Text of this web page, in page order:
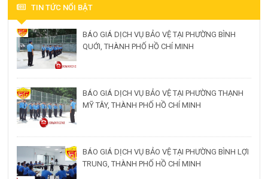
TIN TỨC NỔI BẬT
BÁO GIÁ DỊCH VỤ BẢO VỆ TẠI PHƯỜNG BÌNH
QUỚI, THÀNH PHỐ HỒ CHÍ MINH
BÁO GIÁ DỊCH VỤ BẢO VỆ TẠI PHƯỜNG THẠNH
MỸ TÂY, THÀNH PHỐ HỒ CHÍ MINH
BÁO GIÁ DỊCH VỤ BẢO VỆ TẠI PHƯỜNG BÌNH LỢI
TRUNG, THÀNH PHỐ HỒ CHÍ MINH